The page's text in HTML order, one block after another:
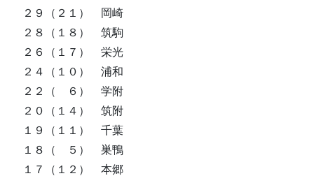
２９（２１） 岡崎
２８（１８） 筑駒
２６（１７） 栄光
２４（１０） 浦和
２２（ ６） 学附
２０（１４） 筑附
１９（１１） 千葉
１８（ ５） 巣鴨
１７（１２） 本郷